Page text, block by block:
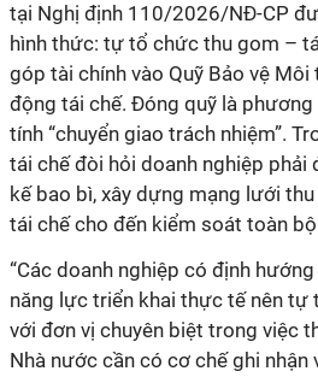
tại Nghị định 110/2026/NĐ-CP
hình thức: tự tổ chức thu gom –
góp tài chính vào Quỹ Bảo vệ
động tái chế. Đóng quỹ là phương
tính “chuyển giao trách nhiệm”.
tái chế đòi hỏi doanh nghiệp phải
kế bao bì, xây dựng mạng lưới
tái chế cho đến kiểm soát toàn
“Các doanh nghiệp có định
năng lực triển khai thực tế nên
với đơn vị chuyên biệt trong việc
Nhà nước cần có cơ chế ghi nhận